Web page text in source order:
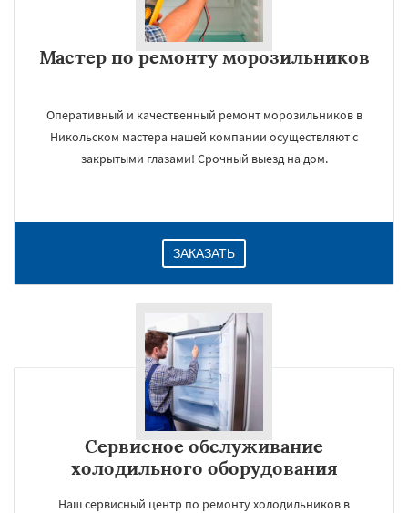
Мастер по ремонту морозильников
Оперативный и качественный ремонт морозильников в
Никольском мастера нашей компании осуществляют с
закрытыми глазами! Срочный выезд на дом.
ЗАКАЗАТЬ
Сервисное обслуживание
холодильного оборудования
Наш сервисный центр по ремонту холодильников в
Даю согласие на обработку персональных данных